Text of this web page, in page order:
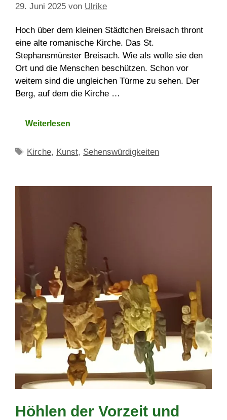
29. Juni 2025 von Ulrike
Hoch über dem kleinen Städtchen Breisach thront
eine alte romanische Kirche. Das St.
Stephansmünster Breisach. Wie als wolle sie den
Ort und die Menschen beschützen. Schon vor
weitem sind die ungleichen Türme zu sehen. Der
Berg, auf dem die Kirche …
Weiterlesen
Schlagwörter
Kirche, Kunst, Sehenswürdigkeiten
Höhlen der Vorzeit und